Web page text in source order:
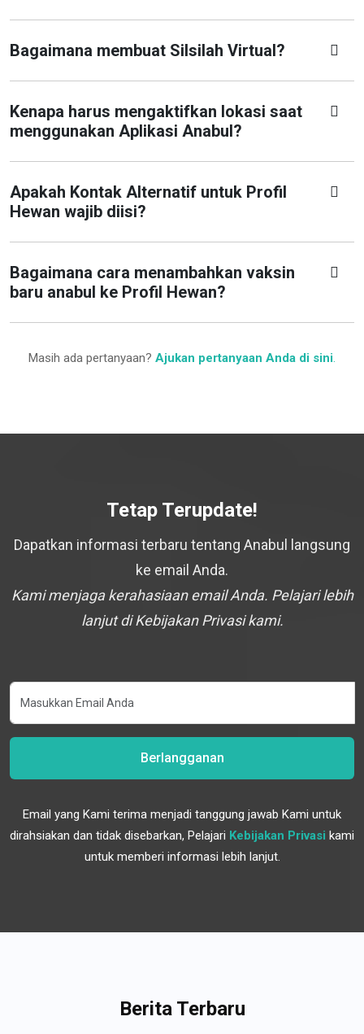
Bagaimana membuat Silsilah Virtual?
Kenapa harus mengaktifkan lokasi saat
menggunakan Aplikasi Anabul?
Apakah Kontak Alternatif untuk Profil
Hewan wajib diisi?
Bagaimana cara menambahkan vaksin
baru anabul ke Profil Hewan?
Masih ada pertanyaan? Ajukan pertanyaan Anda di sini.
Tetap Terupdate!
Dapatkan informasi terbaru tentang Anabul langsung
ke email Anda.
Kami menjaga kerahasiaan email Anda. Pelajari lebih
lanjut di Kebijakan Privasi kami.
Berlangganan
Email yang Kami terima menjadi tanggung jawab Kami untuk
dirahsiakan dan tidak disebarkan, Pelajari Kebijakan Privasi kami
untuk memberi informasi lebih lanjut.
Berita Terbaru